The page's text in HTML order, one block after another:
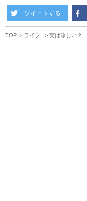
ツイートする
TOP ライフ 実は珍しい？